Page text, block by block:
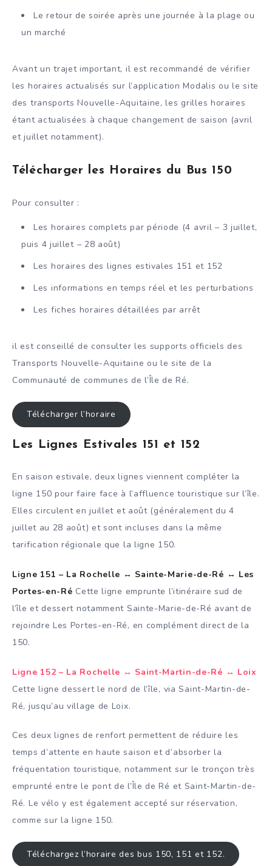
Le retour de soirée après une journée à la plage ou
un marché
Avant un trajet important, il est recommandé de vérifier
les horaires actualisés sur l’application Modalis ou le site
des transports Nouvelle-Aquitaine, les grilles horaires
étant actualisées à chaque changement de saison (avril
et juillet notamment).
Télécharger les Horaires du Bus 150
Pour consulter :
Les horaires complets par période (4 avril – 3 juillet,
puis 4 juillet – 28 août)
Les horaires des lignes estivales 151 et 152
Les informations en temps réel et les perturbations
Les fiches horaires détaillées par arrêt
il est conseillé de consulter les supports officiels des
Transports Nouvelle-Aquitaine ou le site de la
Communauté de communes de l’Île de Ré.
Télécharger l’horaire
Les Lignes Estivales 151 et 152
En saison estivale, deux lignes viennent compléter la
ligne 150 pour faire face à l’affluence touristique sur l’île.
Elles circulent en juillet et août (généralement du 4
juillet au 28 août) et sont incluses dans la même
tarification régionale que la ligne 150.
Ligne 151 – La Rochelle ↔ Sainte-Marie-de-Ré ↔ Les
Portes-en-Ré Cette ligne emprunte l’itinéraire sud de
l’île et dessert notamment Sainte-Marie-de-Ré avant de
rejoindre Les Portes-en-Ré, en complément direct de la
150.
Ligne 152 – La Rochelle ↔ Saint-Martin-de-Ré ↔ Loix
Cette ligne dessert le nord de l’île, via Saint-Martin-de-
Ré, jusqu’au village de Loix.
Ces deux lignes de renfort permettent de réduire les
temps d’attente en haute saison et d’absorber la
fréquentation touristique, notamment sur le tronçon très
emprunté entre le pont de l’Île de Ré et Saint-Martin-de-
Ré. Le vélo y est également accepté sur réservation,
comme sur la ligne 150.
Téléchargez l’horaire des bus 150, 151 et 152.